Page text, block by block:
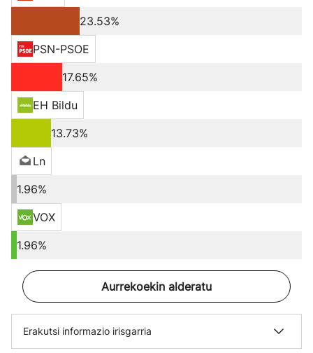
23.53%
PSN-PSOE
17.65%
EH Bildu
13.73%
Ln
1.96%
VOX
1.96%
Aurrekoekin alderatu
Erakutsi informazio irisgarria